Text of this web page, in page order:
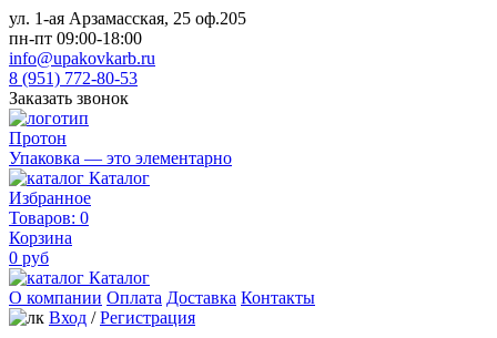
ул. 1-ая Арзамасская, 25 оф.205
пн-пт 09:00-18:00
info@upakovkarb.ru
8 (951) 772-80-53
Заказать звонок
Протон
Упаковка — это элементарно
Каталог
Избранное
Товаров: 0
Корзина
0 руб
Каталог
О компании Оплата Доставка Контакты
Вход / Регистрация